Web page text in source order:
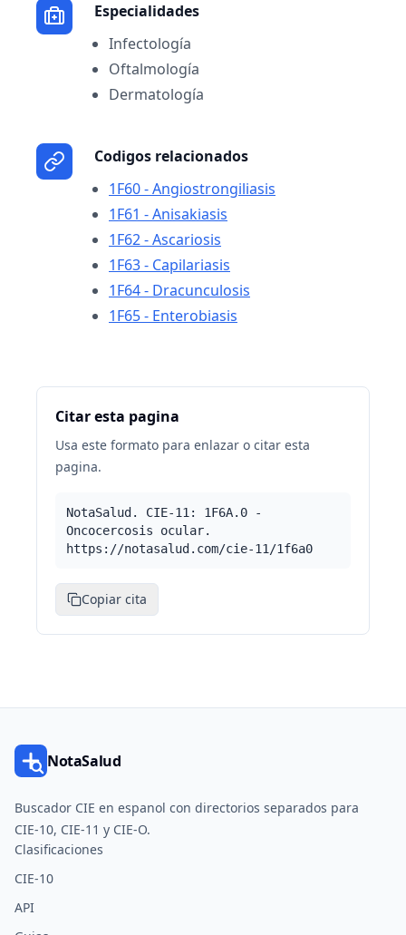
Especialidades
Infectología
Oftalmología
Dermatología
Codigos relacionados
1F60 - Angiostrongiliasis
1F61 - Anisakiasis
1F62 - Ascariosis
1F63 - Capilariasis
1F64 - Dracunculosis
1F65 - Enterobiasis
Citar esta pagina
Usa este formato para enlazar o citar esta
pagina.
NotaSalud. CIE-11: 1F6A.0 -
Oncocercosis ocular.
https://notasalud.com/cie-11/1f6a0
Copiar cita
NotaSalud
Buscador CIE en espanol con directorios separados para
CIE-10, CIE-11 y CIE-O.
Clasificaciones
CIE-10
API